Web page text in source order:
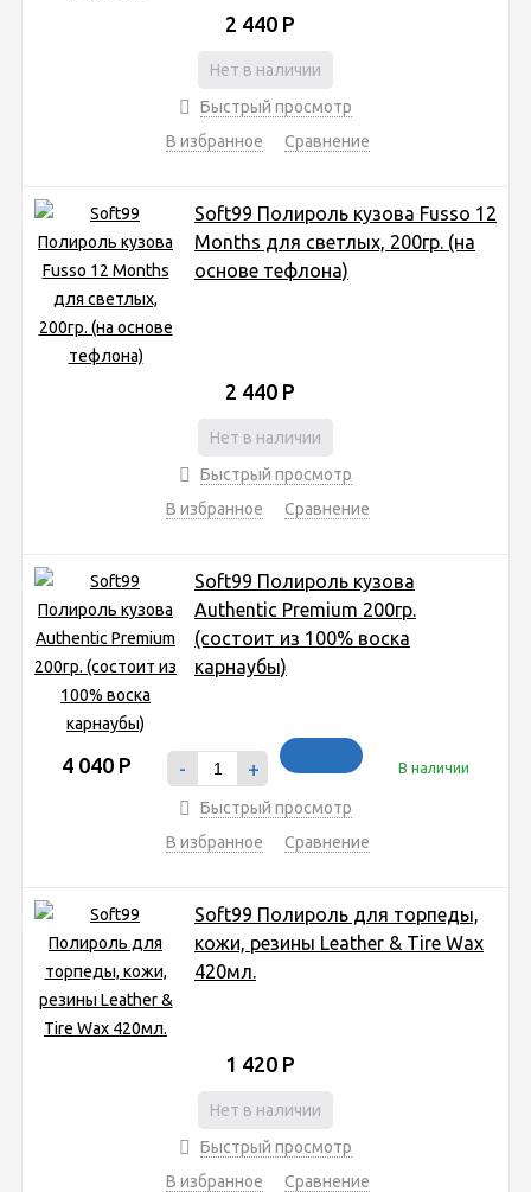
2 440 Р
Нет в наличии
Быстрый просмотр
В избранное
Сравнение
Soft99 Полироль кузова Fusso 12
Months для светлых, 200гр. (на
основе тефлона)
2 440 Р
Нет в наличии
Быстрый просмотр
В избранное
Сравнение
Soft99 Полироль кузова
Authentic Premium 200гр.
(состоит из 100% воска
карнаубы)
4 040 Р - + В наличии
Быстрый просмотр
В избранное
Сравнение
Soft99 Полироль для торпеды,
кожи, резины Leather & Tire Wax
420мл.
1 420 Р
Нет в наличии
Быстрый просмотр
В избранное
Сравнение